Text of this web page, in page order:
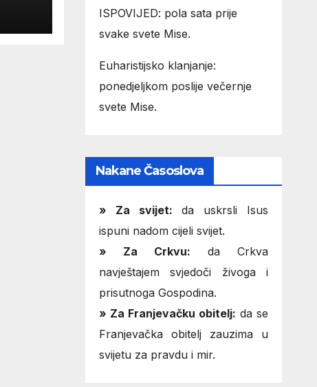
ISPOVIJED: pola sata prije
svake svete Mise.
Euharistijsko klanjanje:
ponedjeljkom poslije večernje
svete Mise.
Nakane Časoslova
» Za svijet: da uskrsli Isus
ispuni nadom cijeli svijet.
» Za Crkvu: da Crkva
navještajem svjedoči živoga i
prisutnoga Gospodina.
» Za Franjevačku obitelj: da se
Franjevačka obitelj zauzima u
svijetu za pravdu i mir.